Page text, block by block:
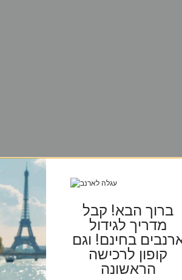
ברוך הבא! קבל
מדריך לגידול
בחינם! וגם
קופון לרכישה
הראשונה